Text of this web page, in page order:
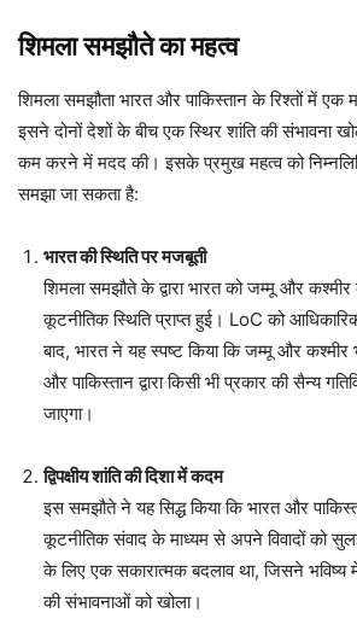
शिमला समझौते का महत्व
शिमला समझौता भारत और पाकिस्तान के रिश्तों में एक
इसने दोनों देशों के बीच एक स्थिर शांति की संभावना
कम करने में मदद की। इसके प्रमुख महत्व को
समझा जा सकता है:
भारत की स्थिति पर मजबूती
शिमला समझौते के द्वारा भारत को जम्मू और
कूटनीतिक स्थिति प्राप्त हुई। LoC को
बाद, भारत ने यह स्पष्ट किया कि जम्मू और कश्मीर
और पाकिस्तान द्वारा किसी भी प्रकार की सैन्य
जाएगा।
द्विपक्षीय शांति की दिशा में कदम
इस समझौते ने यह सिद्ध किया कि भारत और
कूटनीतिक संवाद के माध्यम से अपने विवादों को
के लिए एक सकारात्मक बदलाव था, जिसने भविष्य
की संभावनाओं को खोला।